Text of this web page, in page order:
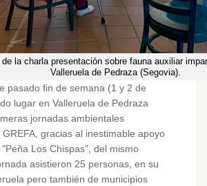
la charla presentación sobre fauna auxiliar
Valleruela de Pedraza (Segovia).
pasado fin de semana (1 y 2 de
lugar en Valleruela de Pedraza
jornadas ambientales
gracias al inestimable apoyo
Los Chispas”, del mismo
asistieron 25 personas, en su
pero también de municipios